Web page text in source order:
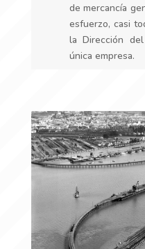
de mercancía
esfuerzo, casi
la Dirección
única empresa.